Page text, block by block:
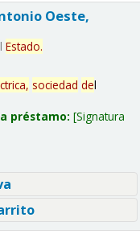
Oeste,
l Estado.
sociedad del
préstamo: Signatura